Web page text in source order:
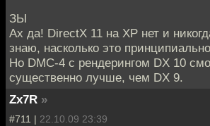
ЗЫ
Ах да! DirectX 11 на ХР нет и
знаю, насколько это
Но DMC-4 с рендерингом DX 10
существенно лучше, чем DX 9.
Zx7R »
#711 | 22.10.09 23:39